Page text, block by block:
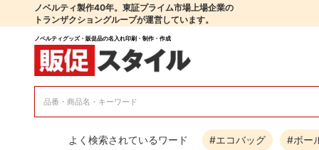
ノベルティ製作40年。東証プライム市場上場企業の
トランザクショングループが運営しています。
ノベルティグッズ・販促品の名入れ印刷・制作・作成
よく検索されているワード #エコバッグ #ボー